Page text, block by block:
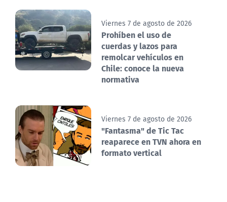
Viernes 7 de agosto de 2026
Prohíben el uso de
cuerdas y lazos para
remolcar vehículos en
Chile: conoce la nueva
normativa
Viernes 7 de agosto de 2026
"Fantasma" de Tic Tac
reaparece en TVN ahora en
formato vertical